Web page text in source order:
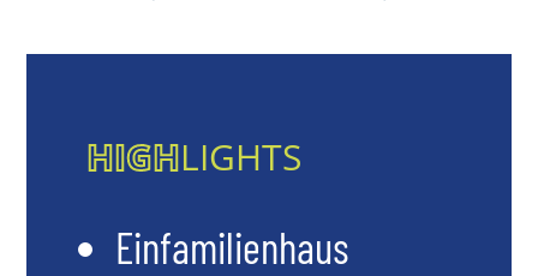
HIGHLIGHTS
Einfamilienhaus